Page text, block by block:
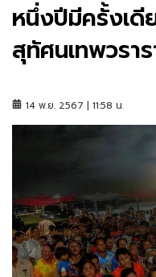
หนึ่งปีมีครั้งเ
สุทัศนเทพวรา
14 พ.ย. 2567 | 11:58 น.